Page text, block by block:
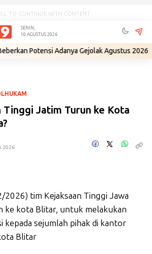
TO CONTINUE WITH CONTENT
SENIN,
10 AGUSTUS 2026
Potensi Adanya Gejolak Agustus 2026: Masuk
Tinggi Jatim Turun ke Kota
2026
2026) tim Kejaksaan Tinggi Jawa
ke kota Blitar, untuk melakukan
kepada sejumlah pihak di kantor
Blitar